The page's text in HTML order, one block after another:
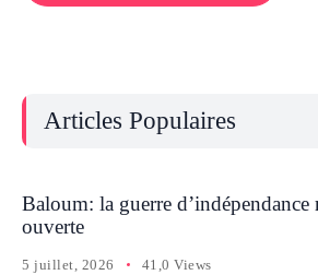
Articles Populaires
Baloum: la guerre d’indépendance
ouverte
5 juillet, 2026 41,0 Views